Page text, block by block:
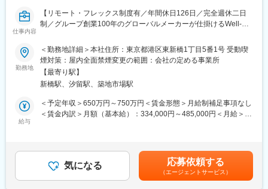
20代～40代の3名が在籍しています。平均年齢は35歳です。
オフィス設計・デザイン
住宅設計・デザイン
店舗設計・デザイン
SES事業
■勤務時間・曜日:
勤務時間：9：30～18：30（休憩60分）
職場は和やかで活気があり、サポート体制も整っているため、安
仕事内容
【リモート・フレックス制度有／年間休日126日／完全週休二日
制／グループ創業100年のグローバルメーカーが仕掛けるWell-
■職務内容：
米国発の健康建築認証 WELL Building Standard? の取得を支援す
るコンサルティング業務です。クライアント企業のオフィスや建
築プロジェクトにおいて、働く人の健康・快適性・生産性を高め
る Well-beingな空間づくりを支援します。認証取得の戦略立案か
らプロジェクト推進まで、設計・施工・認証機関と連携しながら
1.WELL認証取得のコンサルティング：
クライアントの課題をヒアリング・実査により把握し、認証取得
に向けた戦略と実行プランを策定します。
勤務地
＜勤務地詳細＞本社住所：東京都港区東新橋1丁目5番1号 受動喫
煙対策：屋内全面禁煙変更の範囲：会社の定める事業所
【最寄り駅】
新橋駅、汐留駅、築地市場駅
給与
＜予定年収＞650万円～750万円＜賃金形態＞月給制補足事項なし
＜賃金内訳＞月額（基本給）：334,000円～485,000円＜月給＞
までも目安の金額であり、選考を通じて上下する可能性がありま
す。月給(月額)は固定手当を含めた表記です。
気になる 応募依頼する
（エージェントサービス）